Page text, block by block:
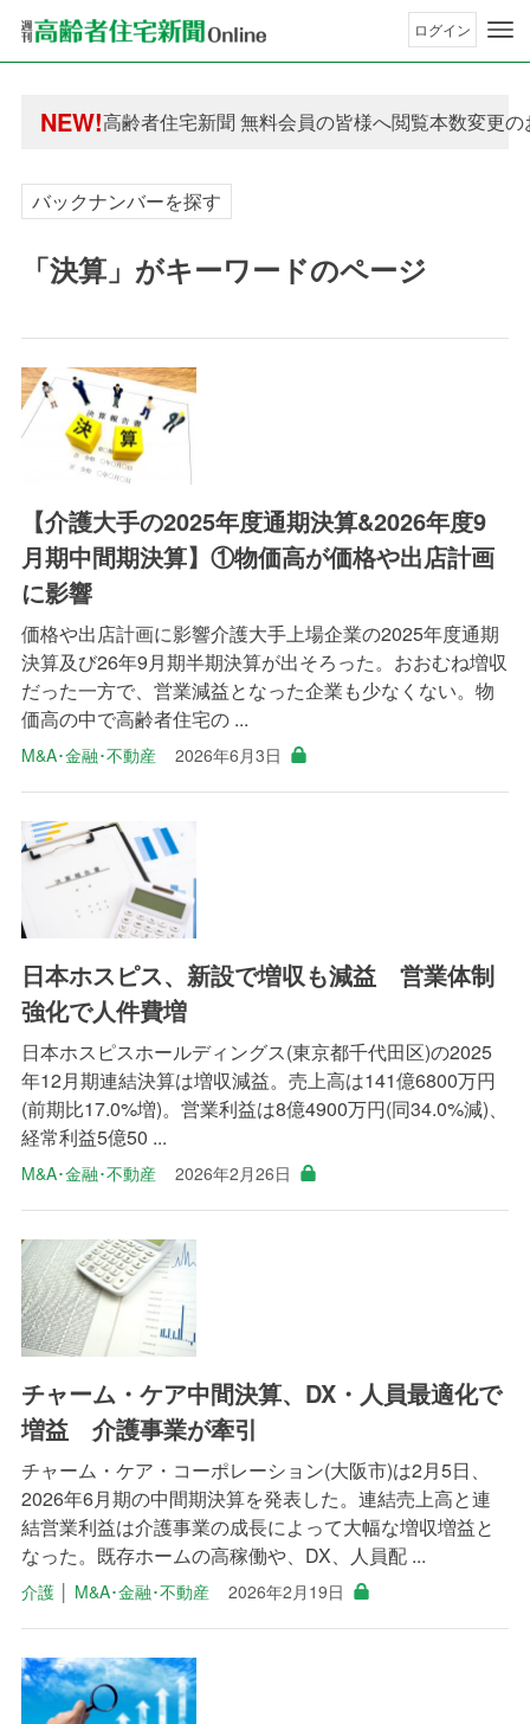
ログイン
NEW!
年間購読制度変更のお知らせ
年間購読制度変更のお知らせ
バックナンバーを探す
「決算」がキーワードのページ
【介護大手の2025年度通期決算&2026年度9
月期中間期決算】①物価高が価格や出店計画
に影響
価格や出店計画に影響介護大手上場企業の2025年度通期
決算及び26年9月期半期決算が出そろった。おおむね増収
だった一方で、営業減益となった企業も少なくない。物
価高の中で高齢者住宅の ...
M&A･金融･不動産 2026年6月3日
日本ホスピス、新設で増収も減益 営業体制
強化で人件費増
日本ホスピスホールディングス(東京都千代田区)の2025
年12月期連結決算は増収減益。売上高は141億6800万円
(前期比17.0%増)。営業利益は8億4900万円(同34.0%減)、
経常利益5億50 ...
M&A･金融･不動産 2026年2月26日
チャーム・ケア中間決算、DX・人員最適化で
増益 介護事業が牽引
チャーム・ケア・コーポレーション(大阪市)は2月5日、
2026年6月期の中間期決算を発表した。連結売上高と連
結営業利益は介護事業の成長によって大幅な増収増益と
なった。既存ホームの高稼働や、DX、人員配 ...
介護│ M&A･金融･不動産 2026年2月19日